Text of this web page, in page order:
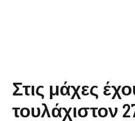
Στις μάχες
τουλάχιστον